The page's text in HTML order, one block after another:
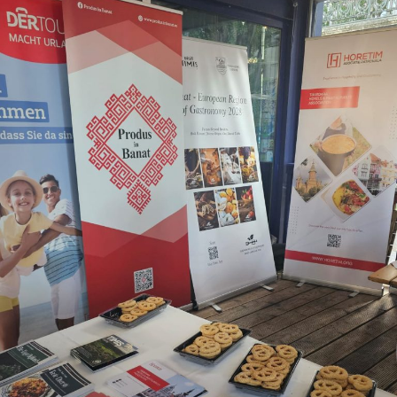
transformări profunde, care poate modela viitorul
economic, turistic și cultural al regiunii.
Banatul nu a intrat doar într-o competiție de imagine, ci
într-un model european de dezvoltare regională care, în
România, a început deja să producă efecte vizibile. După
Sibiu și Harghita, regiunea Banatului încearcă să
folosească gastronomia ca instrument economic,
turistic și identitar, într-un moment în care Europa
redescoperă autenticitatea locală ca resursă strategică.
Titlul de „Regiune Gastronomică Europeană 2028” vine
într-un context în care turismul mondial se schimbă
radical. Oamenii nu mai călătoresc doar pentru
monumente sau city-break-uri rapide. Caută experiențe
locale, povești, gusturi și comunități autentice. Practic,
restaurantele devin noile muzee ale identității regionale.
Banatul mizează exact pe această tendință europeană: